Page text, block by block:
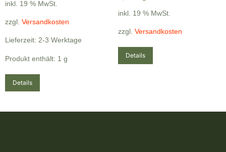
inkl. 19 % MwSt.
zzgl. Versandkosten
Lieferzeit: 2-3 Werktage
Produkt enthält: 1 g
Details
inkl. 19 % MwSt.
zzgl. Versandkosten
Details